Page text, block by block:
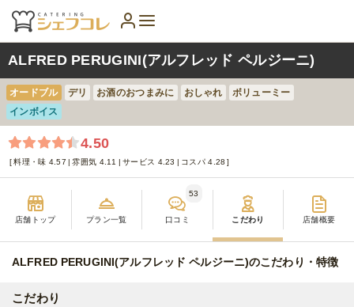
ALFRED PERUGINI(アルフレッド ペルジーニ)
オードブル デリ お酒のおつまみに おしゃれ
ボリューミー
インボイス
4.50
料理・味 4.57 雰囲気 4.11 サービス 4.23 コスパ 4.28
店舗トップ プラン一覧 口コミ
53
こだわり 店舗概要
ALFRED PERUGINI(アルフレッド ペルジーニ)のこだわり・特徴
こだわり